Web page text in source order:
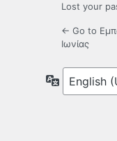
Lost your
← Go to
Ιωνίας
Language